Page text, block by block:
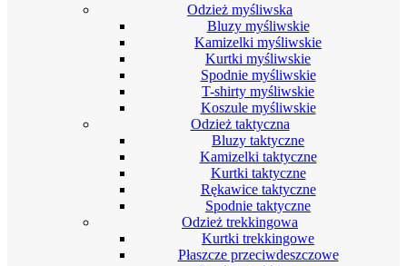
Odzież myśliwska
Bluzy myśliwskie
Kamizelki myśliwskie
Kurtki myśliwskie
Spodnie myśliwskie
T-shirty myśliwskie
Koszule myśliwskie
Odzież taktyczna
Bluzy taktyczne
Kamizelki taktyczne
Kurtki taktyczne
Rękawice taktyczne
Spodnie taktyczne
Odzież trekkingowa
Kurtki trekkingowe
Płaszcze przeciwdeszczowe